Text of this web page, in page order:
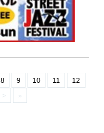
8 9 10 11
12
> »